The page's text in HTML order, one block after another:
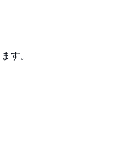
す。